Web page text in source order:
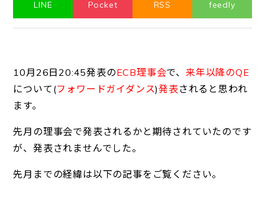
LINE Pocket RSS feedly
10月26日20:45発表のECB理事会で、来年以降のQE
について(フォワードガイダンス)発表されると思われ
ます。
先月の理事会で発表されるかと期待されていたのです
が、発表されませんでした。
先月までの経緯は以下の記事をご覧ください。